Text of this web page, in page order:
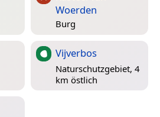
Woerden
Burg
Vijverbos
Naturschutzgebiet, 4
km östlich